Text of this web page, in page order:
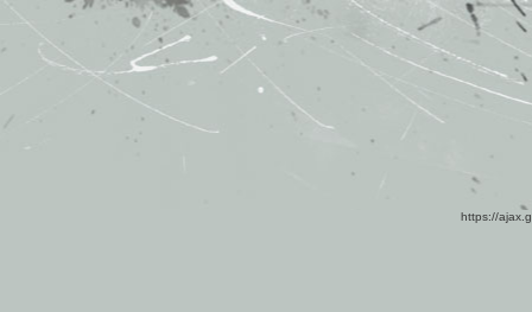
https://